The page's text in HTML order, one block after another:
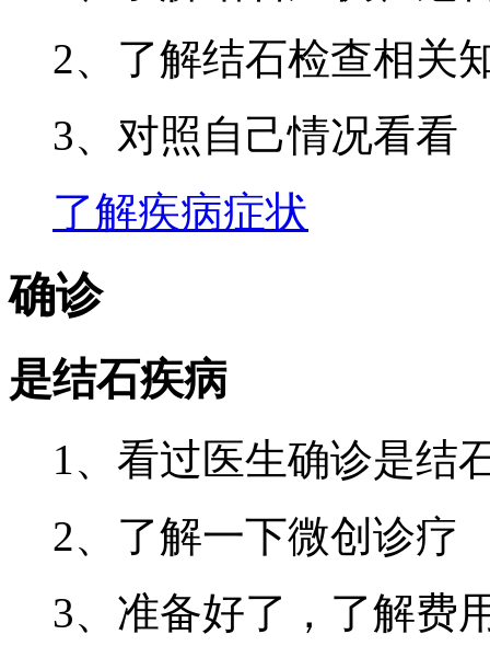
2、了解结石检查相关
3、对照自己情况看看
了解疾病症状
确诊
是结石疾病
1、看过医生确诊是结
2、了解一下微创诊疗
3、准备好了，了解费